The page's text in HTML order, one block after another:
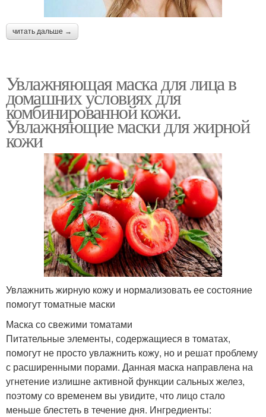
читать дальше →
Увлажняющая маска для лица в
домашних условиях для
комбинированной кожи.
Увлажняющие маски для жирной
кожи
Увлажнить жирную кожу и нормализовать ее состояние
помогут томатные маски
Маска со свежими томатами
Питательные элементы, содержащиеся в томатах,
помогут не просто увлажнить кожу, но и решат проблему
с расширенными порами. Данная маска направлена на
угнетение излишне активной функции сальных желез,
поэтому со временем вы увидите, что лицо стало
меньше блестеть в течение дня. Ингредиенты: